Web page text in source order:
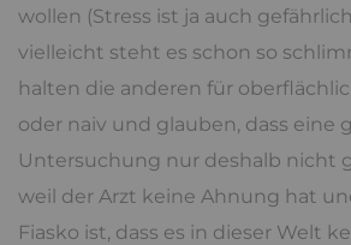
wollen (Stress ist ja auch
vielleicht steht es schon so
halten die anderen für
oder naiv und glauben, dass eine
Untersuchung nur deshalb nicht
weil der Arzt keine Ahnung hat
Fiasko ist, dass es in dieser Welt